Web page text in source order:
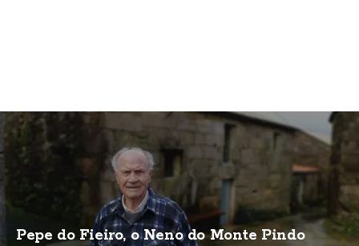
Pepe do Fieiro, o Neno do Monte Pindo